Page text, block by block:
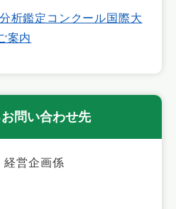
析鑑定コンクール国際大
案内
問い合わせ先
経営企画係